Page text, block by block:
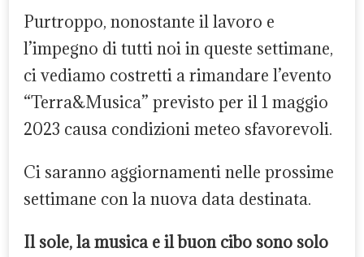
Purtroppo, nonostante il lavoro e
l’impegno di tutti noi in queste settimane,
ci vediamo costretti a rimandare l’evento
“Terra&Musica” previsto per il 1 maggio
2023 causa condizioni meteo sfavorevoli.
Ci saranno aggiornamenti nelle prossime
settimane con la nuova data destinata.
Il sole, la musica e il buon cibo sono solo